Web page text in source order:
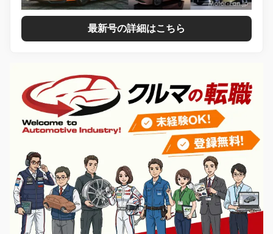
最新号の詳細はこちら